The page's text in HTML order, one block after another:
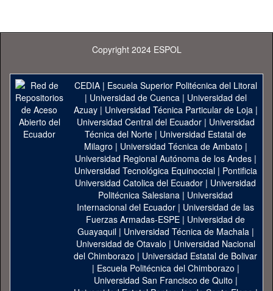
Copyright 2024 ESPOL
CEDIA| Escuela Superior Politécnica del Litoral
| Universidad de Cuenca| Universidad del
Azuay| Universidad Técnica Particular de Loja|
Universidad Central del Ecuador| Universidad
Técnica del Norte | Universidad Estatal de
Milagro | Universidad Técnica de Ambato |
Universidad Regional Autónoma de los Andes|
Universidad Tecnológica Equinoccial| Pontificia
Universidad Catolica del Ecuador | Universidad
Politécnica Salesiana | Universidad
Internacional del Ecuador | Universidad de las
Fuerzas Armadas-ESPE | Universidad de
Guayaquil| Universidad Técnica de Machala|
Universidad de Otavalo | Universidad Nacional
del Chimborazo | Universidad Estatal de Bolivar
| Escuela Politécnica del Chimborazo |
Universidad San Francisco de Quito |